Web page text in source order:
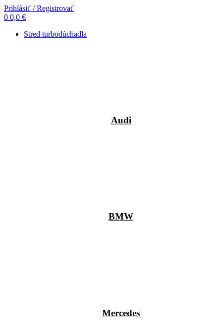
Prihlásiť / Registrovať
0 0,0 €
Stred turbodúchadla
Audi
BMW
Mercedes